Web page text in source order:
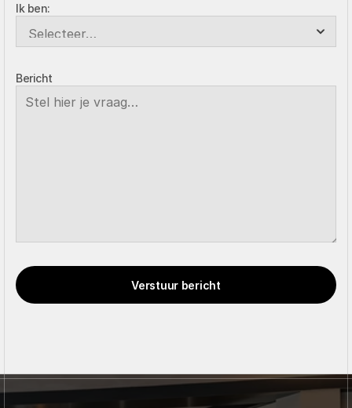
Ik ben:
Bericht
Verstuur bericht